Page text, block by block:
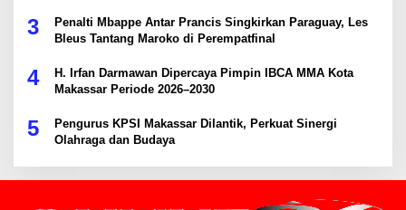
3
Penalti Mbappe Antar Prancis Singkirkan Paraguay, Les
Bleus Tantang Maroko di Perempatfinal
4
H. Irfan Darmawan Dipercaya Pimpin IBCA MMA Kota
Makassar Periode 2026–2030
5
Pengurus KPSI Makassar Dilantik, Perkuat Sinergi
Olahraga dan Budaya